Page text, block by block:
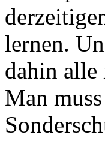
lernen.
dahin alle
Man